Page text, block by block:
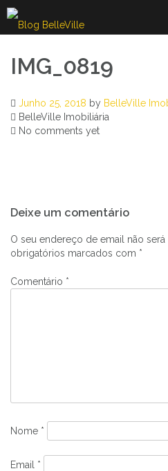
Skip
to
content
IMG_0819
Junho 25, 2018 by BelleVille
BelleVille Imobiliária
No comments yet
de
artigos
Deixe um comentário
O seu endereço de email não será
obrigatórios marcados com *
Comentário *
Nome *
Email *